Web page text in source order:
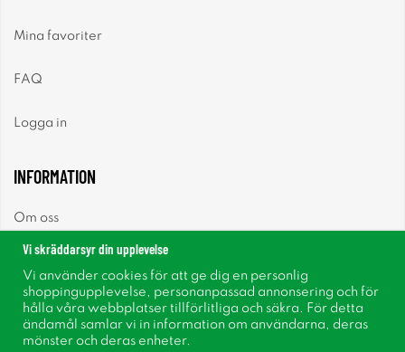
Mina favoriter
FAQ
Logga in
INFORMATION
Om oss
Nyhetsbrev
Om cookies
Vi skräddarsyr din upplevelse
Vi använder cookies för att ge dig en personlig
shoppingupplevelse, personanpassad annonsering och för
hålla våra webbplatser tillförlitliga och säkra. För detta
ändamål samlar vi in information om användarna, deras
mönster och deras enheter.